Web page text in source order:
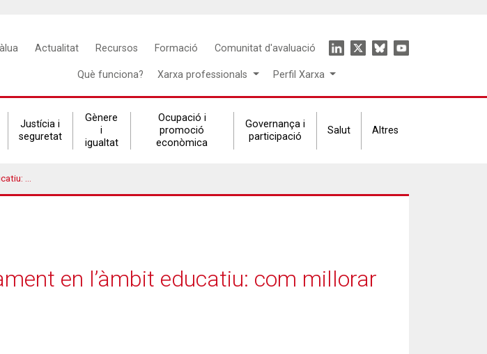
Actualitat Recursos Formació Comunitat d'avaluació
Icon
menu
Què funciona? Xarxa professionals Perfil Xarxa
Justícia i
seguretat
Gènere
i
igualtat
Ocupació i
promoció
econòmica
Governança i
participació
Salut Altres
en l’àmbit educatiu: com millorar